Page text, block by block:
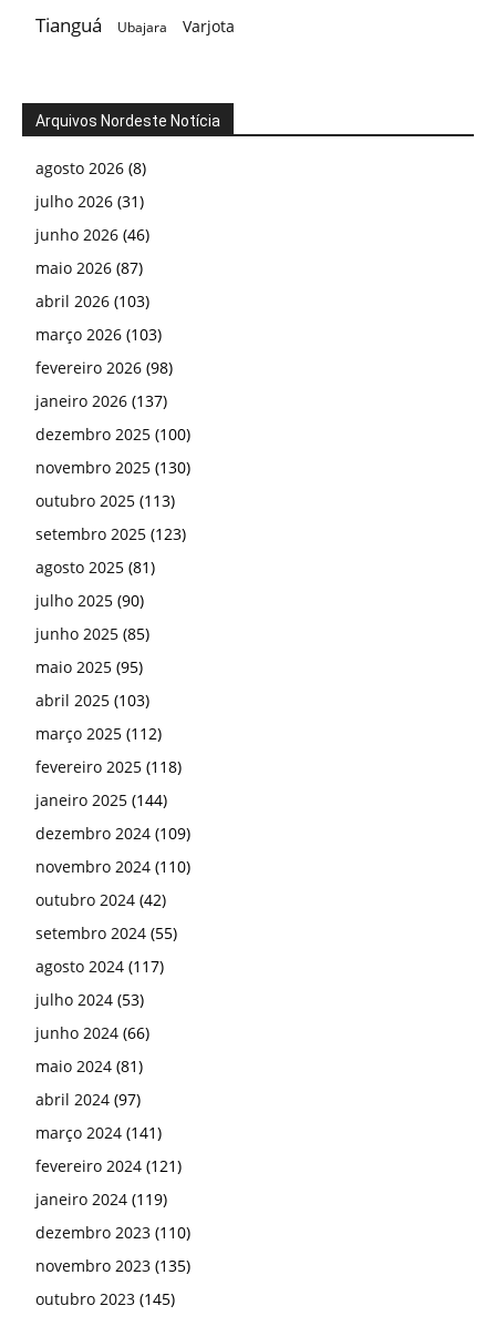
Tianguá Ubajara Varjota
Arquivos Nordeste Notícia
agosto 2026 (8)
julho 2026 (31)
junho 2026 (46)
maio 2026 (87)
abril 2026 (103)
março 2026 (103)
fevereiro 2026 (98)
janeiro 2026 (137)
dezembro 2025 (100)
novembro 2025 (130)
outubro 2025 (113)
setembro 2025 (123)
agosto 2025 (81)
julho 2025 (90)
junho 2025 (85)
maio 2025 (95)
abril 2025 (103)
março 2025 (112)
fevereiro 2025 (118)
janeiro 2025 (144)
dezembro 2024 (109)
novembro 2024 (110)
outubro 2024 (42)
setembro 2024 (55)
agosto 2024 (117)
julho 2024 (53)
junho 2024 (66)
maio 2024 (81)
abril 2024 (97)
março 2024 (141)
fevereiro 2024 (121)
janeiro 2024 (119)
dezembro 2023 (110)
novembro 2023 (135)
outubro 2023 (145)